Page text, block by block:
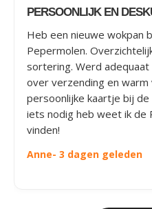
PERSOONLIJK EN
Heb een nieuwe wokpan
Pepermolen.
sortering. Werd
over verzending en
persoonlijke kaartje bij de
iets nodig heb weet ik de
vinden!
Anne- 3 dagen geleden